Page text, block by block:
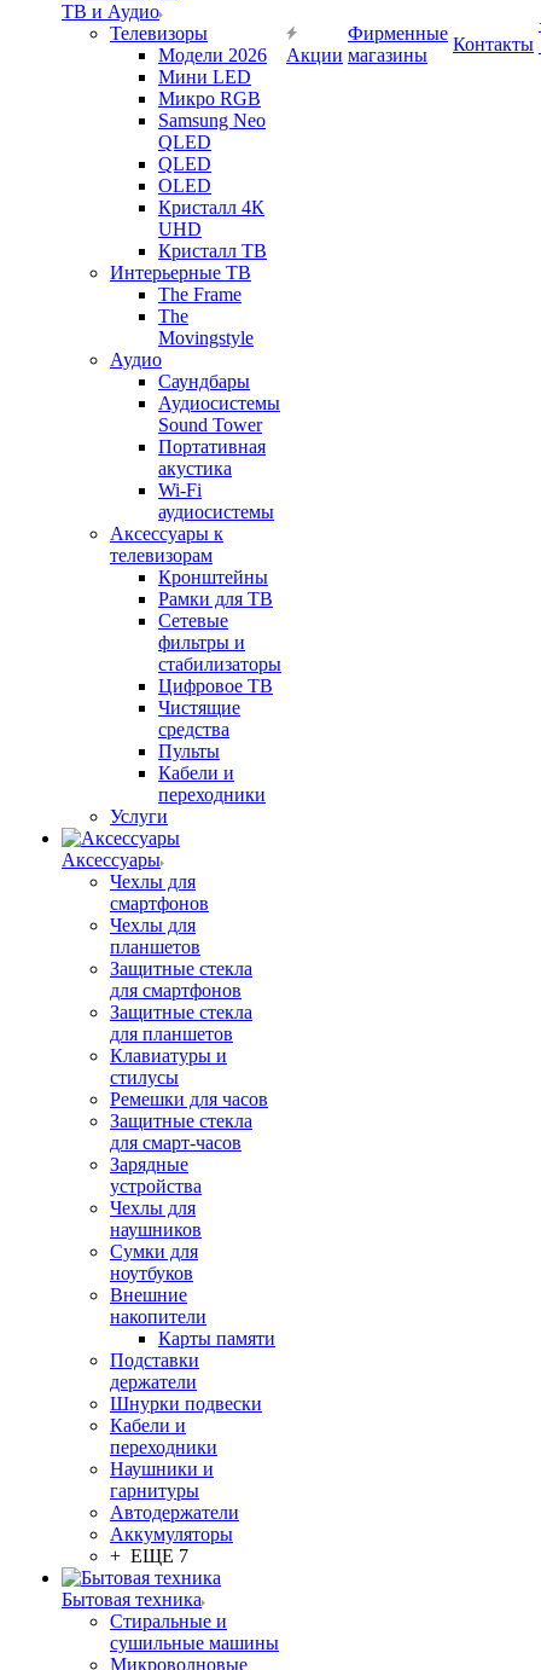
ТВ и Аудио
Телевизоры
Модели 2026
Мини LED
Микро RGB
Samsung Neo
QLED
QLED
OLED
Кристалл 4К
UHD
Кристалл ТВ
Интерьерные ТВ
The Frame
The
Movingstyle
Аудио
Саундбары
Аудиосистемы
Sound Tower
Портативная
акустика
Wi-Fi
аудиосистемы
Аксессуары к
телевизорам
Кронштейны
Рамки для ТВ
Сетевые
фильтры и
стабилизаторы
Цифровое ТВ
Чистящие
средства
Пульты
Кабели и
переходники
Услуги
Аксессуары
Чехлы для
смартфонов
Чехлы для
планшетов
Защитные стекла
для смартфонов
Защитные стекла
для планшетов
Клавиатуры и
стилусы
Ремешки для часов
Защитные стекла
для смарт-часов
Зарядные
устройства
Чехлы для
наушников
Сумки для
ноутбуков
Внешние
накопители
Карты памяти
Подставки
держатели
Шнурки подвески
Кабели и
переходники
Наушники и
гарнитуры
Автодержатели
Аккумуляторы
+ ЕЩЕ 7
Бытовая техника
Стиральные и
сушильные машины
Микроволновые
Акции
Фирменные
магазины
Контакты